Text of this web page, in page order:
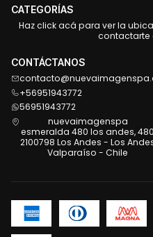
CATEGORÍAS
Haz click acá para ver la
contactarte
CONTÁCTANOS
+56951943772
56951943772
nuevaimagenspa
esmeralda 480 los andes, 480
2100798 Los Andes - Los
Valparaíso - Chile